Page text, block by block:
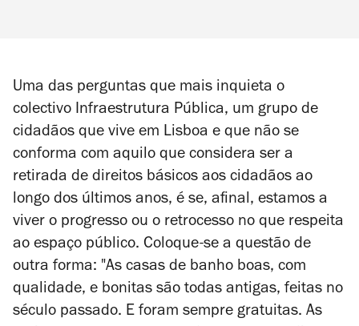
Uma das perguntas que mais inquieta o
colectivo Infraestrutura Pública, um grupo de
cidadãos que vive em Lisboa e que não se
conforma com aquilo que considera ser a
retirada de direitos básicos aos cidadãos ao
longo dos últimos anos, é se, afinal, estamos a
viver o progresso ou o retrocesso no que respeita
ao espaço público. Coloque-se a questão de
outra forma: "As casas de banho boas, com
qualidade, e bonitas são todas antigas, feitas no
século passado. E foram sempre gratuitas. As